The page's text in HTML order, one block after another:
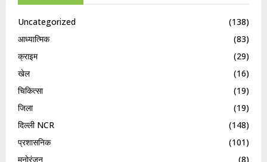
Uncategorized
(138)
आध्यात्मिक
(83)
क्राइम
(29)
खेल
(16)
चिकित्सा
(19)
जिला
(19)
दिल्ली NCR
(148)
प्रशासनिक
(101)
मनोरंजन
(8)